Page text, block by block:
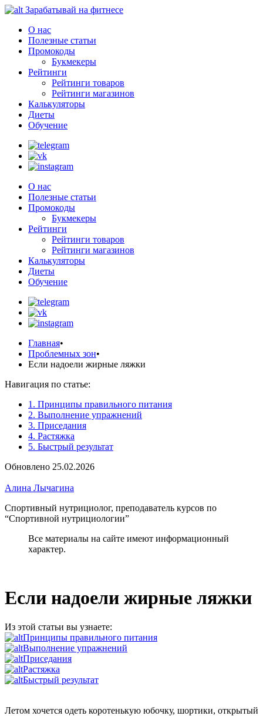
Зарабатывай на фитнесе
О нас
Полезные статьи
Промокоды
Букмекеры
Рейтинги
Рейтинги товаров
Рейтинги магазинов
Калькуляторы
Диеты
Обучение
О нас
Полезные статьи
Промокоды
Букмекеры
Рейтинги
Рейтинги товаров
Рейтинги магазинов
Калькуляторы
Диеты
Обучение
Главная•
Проблемных зон•
Если надоели жирные ляжки
Навигация по статье:
1. Принципы правильного питания
2. Выполнение упражнений
3. Приседания
4. Растяжка
5. Быстрый результат
Обновлено 25.02.2026
Алина Лычагина
Спортивный нутрициолог, преподаватель курсов по
“Спортивной нутрициологии”
Все материалы на сайте имеют информационный
характер.
Если надоели жирные ляжки
Из этой статьи вы узнаете:
Принципы правильного питания
Выполнение упражнений
Приседания
Растяжка
Быстрый результат
Летом хочется одеть коротенькую юбочку, шортики, открытый